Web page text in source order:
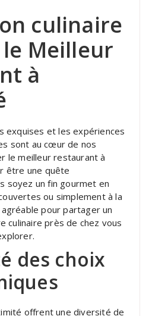
culinaire
Meilleur
à
exquises et les expériences
sont au cœur de nos
le meilleur restaurant à
être une quête
soyez un fin gourmet en
ou simplement à la
pour partager un
culinaire près de chez vous
des choix
offrent une diversité de